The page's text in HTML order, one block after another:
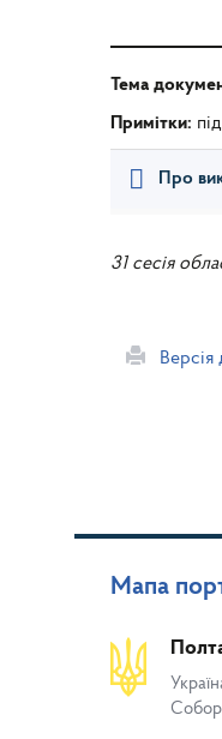
Тема
Примітки:
Про
31 сесія
Версія
Мапа